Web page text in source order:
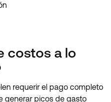
costos a lo
requerir el pago completo
generar picos de gasto